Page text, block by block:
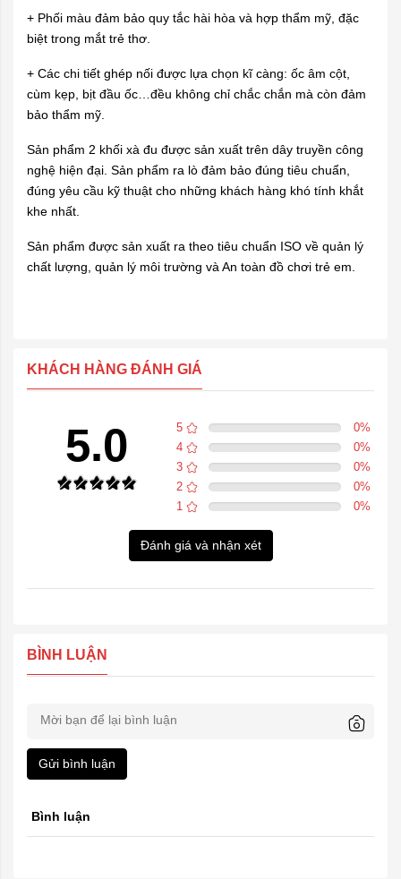
+ Phối màu đảm bảo quy tắc hài hòa và hợp thẩm mỹ, đặc
biệt trong mắt trẻ thơ.
+ Các chi tiết ghép nối được lựa chọn kĩ càng: ốc âm cột,
cùm kẹp, bịt đầu ốc…đều không chỉ chắc chắn mà còn đảm
bảo thẩm mỹ.
Sản phẩm 2 khối xà đu được sản xuất trên dây truyền công
nghệ hiện đại. Sản phẩm ra lò đảm bảo đúng tiêu chuẩn,
đúng yêu cầu kỹ thuật cho những khách hàng khó tính khắt
khe nhất.
Sản phẩm được sản xuất ra theo tiêu chuẩn ISO về quản lý
chất lượng, quản lý môi trường và An toàn đồ chơi trẻ em
KHÁCH HÀNG ĐÁNH GIÁ
5.0 5 0%
4
0%
3
0%
2
0%
1
0%
Đánh giá và nhận xét
BÌNH LUẬN
Gửi bình luận
Bình luận